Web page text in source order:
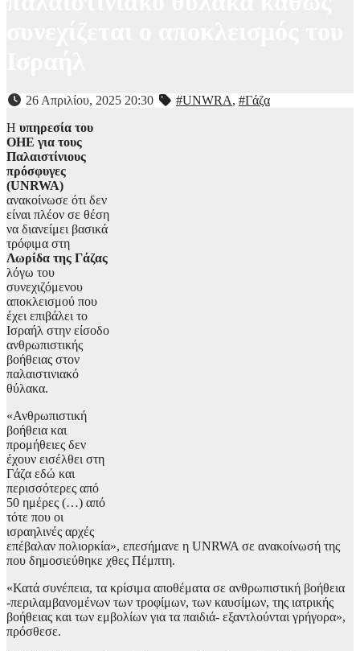
26 Απριλίου, 2025 20:30 #UNWRA, #Γάζα
Η υπηρεσία του
ΟΗΕ για τους
Παλαιστίνιους
πρόσφυγες
(UNRWA)
ανακοίνωσε ότι δεν
είναι πλέον σε θέση
να διανείμει βασικά
τρόφιμα στη
Λωρίδα της Γάζας
λόγω του
συνεχιζόμενου
αποκλεισμού που
έχει επιβάλει το
Ισραήλ στην είσοδο
ανθρωπιστικής
βοήθειας στον
παλαιστινιακό
θύλακα.
«Ανθρωπιστική
βοήθεια και
προμήθειες δεν
έχουν εισέλθει στη
Γάζα εδώ και
περισσότερες από
50 ημέρες (…) από
τότε που οι
ισραηλινές αρχές
επέβαλαν πολιορκία», επεσήμανε η UNRWA σε ανακοίνωσή της
που δημοσιεύθηκε χθες Πέμπτη.
«Κατά συνέπεια, τα κρίσιμα αποθέματα σε ανθρωπιστική βοήθεια
-περιλαμβανομένων των τροφίμων, των καυσίμων, της ιατρικής
βοήθειας και των εμβολίων για τα παιδιά- εξαντλούνται γρήγορα»,
πρόσθεσε.